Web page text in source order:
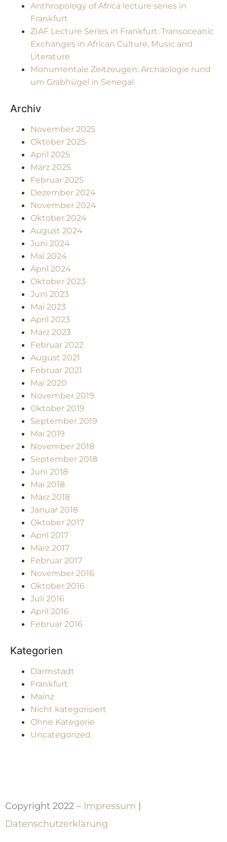
Anthropology of Africa lecture series in
Frankfurt
ZIAF Lecture Series in Frankfurt: Transoceanic
Exchanges in African Culture, Music and
Literature
Monumentale Zeitzeugen: Archäologie rund
um Grabhügel in Senegal
Archiv
November 2025
Oktober 2025
April 2025
März 2025
Februar 2025
Dezember 2024
November 2024
Oktober 2024
August 2024
Juni 2024
Mai 2024
April 2024
Oktober 2023
Juni 2023
Mai 2023
April 2023
März 2023
Februar 2022
August 2021
Februar 2021
Mai 2020
November 2019
Oktober 2019
September 2019
Mai 2019
November 2018
September 2018
Juni 2018
Mai 2018
März 2018
Januar 2018
Oktober 2017
April 2017
März 2017
Februar 2017
November 2016
Oktober 2016
Juli 2016
April 2016
Februar 2016
Kategorien
Darmstadt
Frankfurt
Mainz
Nicht kategorisiert
Ohne Kategorie
Uncategorized
Copyright 2022 – Impressum |
Datenschutzerklärung